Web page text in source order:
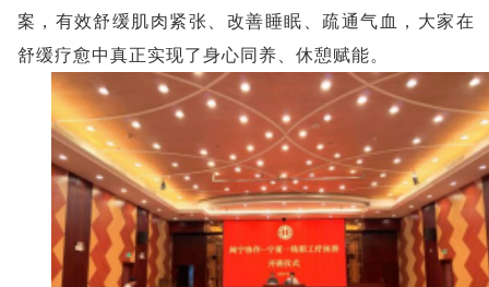
案，有效舒缓肌肉紧张、改善睡眠、疏通气血，大家在
舒缓疗愈中真正实现了身心同养、休憩赋能。